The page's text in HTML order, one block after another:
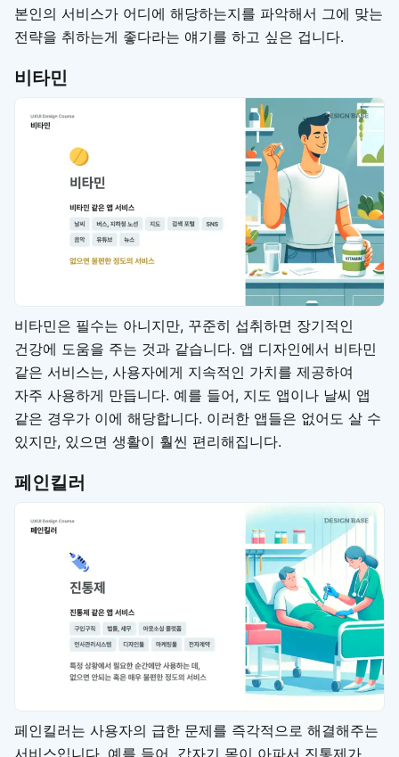
본인의 서비스가 어디에 해당하는지를 파악해서 그에 맞는
전략을 취하는게 좋다라는 얘기를 하고 싶은 겁니다.
비타민
비타민은 필수는 아니지만, 꾸준히 섭취하면 장기적인
건강에 도움을 주는 것과 같습니다. 앱 디자인에서 비타민
같은 서비스는, 사용자에게 지속적인 가치를 제공하여
자주 사용하게 만듭니다. 예를 들어, 지도 앱이나 날씨 앱
같은 경우가 이에 해당합니다. 이러한 앱들은 없어도 살 수
있지만, 있으면 생활이 훨씬 편리해집니다.
페인킬러
페인킬러는 사용자의 급한 문제를 즉각적으로 해결해주는